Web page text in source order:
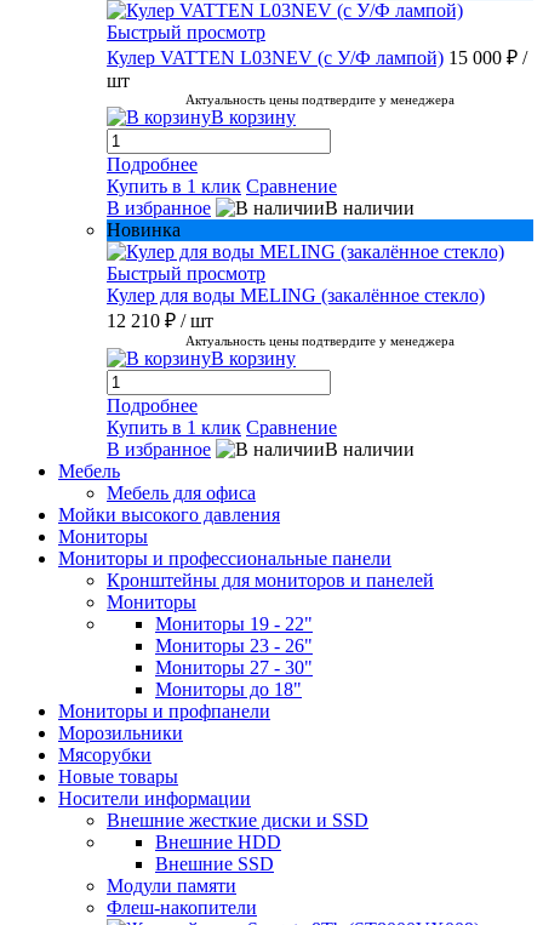
Быстрый просмотр
Кулер VATTEN L03NEV (с У/Ф лампой) 15 000 ₽ /
шт
Актуальность цены подтвердите у менеджера
В корзину
Подробнее
Купить в 1 клик Сравнение
В избранное
В наличии
Новинка
Быстрый просмотр
Кулер для воды MELING (закалённое стекло)
12 210 ₽ / шт
Актуальность цены подтвердите у менеджера
В корзину
Подробнее
Купить в 1 клик Сравнение
В избранное
В наличии
Мебель
Мебель для офиса
Мойки высокого давления
Мониторы
Мониторы и профессиональные панели
Кронштейны для мониторов и панелей
Мониторы
Мониторы 19 - 22"
Мониторы 23 - 26"
Мониторы 27 - 30"
Мониторы до 18"
Мониторы и профпанели
Морозильники
Мясорубки
Новые товары
Носители информации
Внешние жесткие диски и SSD
Внешние HDD
Внешние SSD
Модули памяти
Флеш-накопители